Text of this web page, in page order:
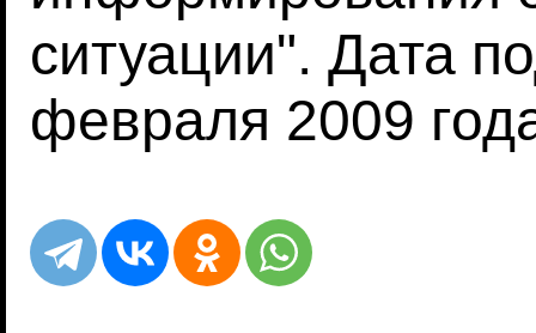
ситуации". Дата
февраля 2009